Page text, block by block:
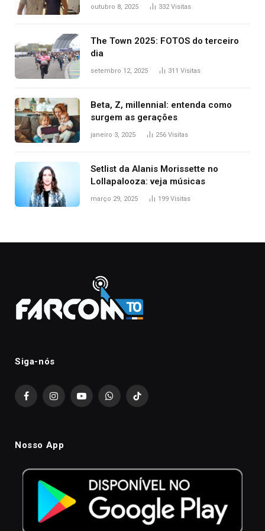
outubro 8, 2025 332Visitas
The Town 2025: FOTOS do terceiro
dia
setembro 12, 2025 311 Visitas
Beta, Z, millennial: entenda como
surgem as gerações
janeiro 3, 2025 256 Visitas
Setlist da Alanis Morissette no
Lollapalooza: veja músicas
março 29, 2025 199 Visitas
Siga-nós
FacebookInstagramYouTubeWhatsAppTikTok
Nosso App